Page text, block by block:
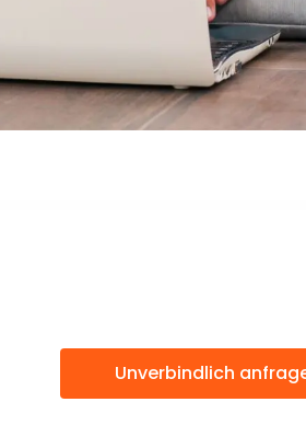
Unverbindlich